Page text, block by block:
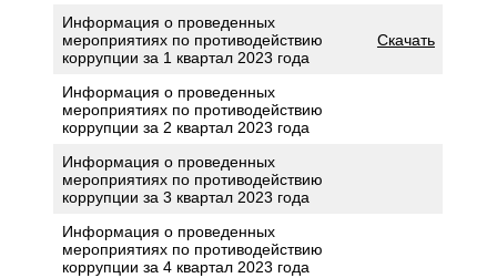
Информация о проведенных
мероприятиях по противодействию
коррупции за 1 квартал 2023 года
Скачать
Информация о проведенных
мероприятиях по противодействию
коррупции за 2 квартал 2023 года
Информация о проведенных
мероприятиях по противодействию
коррупции за 3 квартал 2023 года
Информация о проведенных
мероприятиях по противодействию
коррупции за 4 квартал 2023 года